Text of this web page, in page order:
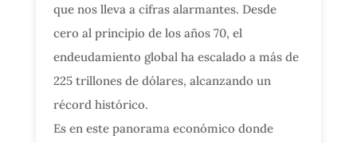
que nos lleva a cifras alarmantes. Desde
cero al principio de los años 70, el
endeudamiento global ha escalado a más de
225 trillones de dólares, alcanzando un
récord histórico.
Es en este panorama económico donde